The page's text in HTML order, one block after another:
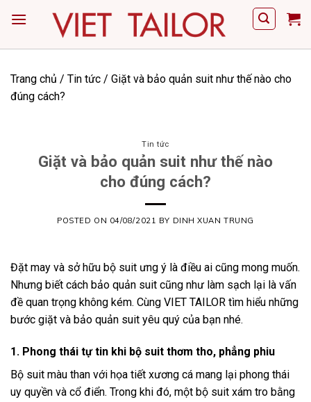
Trang chủ / Tin tức / Giặt và bảo quản suit như thế nào cho
đúng cách?
Tin tức
Giặt và bảo quản suit như thế nào
cho đúng cách?
POSTED ON 04/08/2021 BY DINH XUAN TRUNG
Đặt may và sở hữu bộ suit ưng ý là điều ai cũng mong muốn.
Nhưng biết cách bảo quản suit cũng như làm sạch lại là vấn
đề quan trọng không kém. Cùng VIET TAILOR tìm hiểu những
bước giặt và bảo quản suit yêu quý của bạn nhé.
1. Phong thái tự tin khi bộ suit thơm tho, phẳng phiu
Bộ suit màu than với họa tiết xương cá mang lại phong thái
uy quyền và cổ điển. Trong khi đó, một bộ suit xám tro bằng